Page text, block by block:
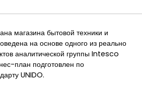
магазина бытовой техники и
на основе одного из реально
аналитической группы Intesco
план подготовлен по
UNIDO.